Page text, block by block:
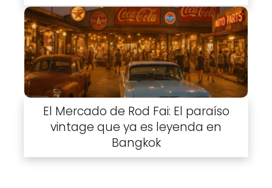
El Mercado de Rod Fai: El paraíso
vintage que ya es leyenda en
Bangkok